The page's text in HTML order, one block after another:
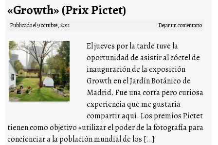
«Growth» (Prix Pictet)
Publicado el9 octubre, 2011 Dejar un comentario
El jueves por la tarde tuve la
oportunidad de asistir al cóctel de
inauguración de la exposición
Growth en el Jardín Botánico de
Madrid. Fue una corta pero curiosa
experiencia que me gustaría
compartir aquí. Los premios Pictet
tienen como objetivo «utilizar el poder de la fotografía para
concienciar a la población mundial de los […]